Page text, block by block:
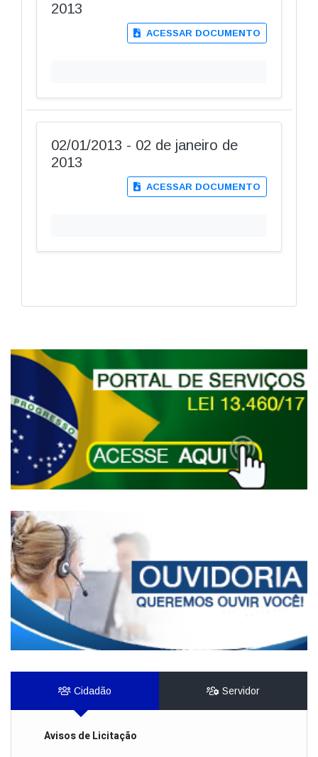
2013
ACESSAR DOCUMENTO
02/01/2013 - 02 de janeiro de
2013
ACESSAR DOCUMENTO
Cidadão Servidor
Avisos de Licitação